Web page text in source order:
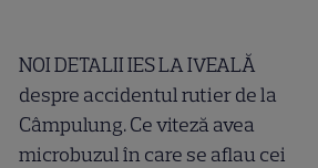
NOI DETALII IES LA IVEALĂ
despre accidentul rutier de la
Câmpulung. Ce viteză avea
microbuzul în care se aflau cei